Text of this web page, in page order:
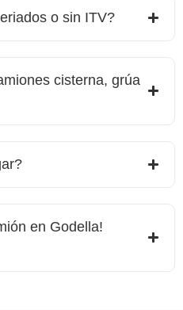
o sin ITV?
cisterna, grúa
en Godella!